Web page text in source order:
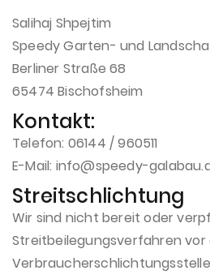
Gewerbliche
Wir stellen
Kontakt
Salihaj Shpejtim
Speedy Garten- und
Berliner Straße 68
65474 Bischofsheim
Kontakt:
Telefon: 06144 / 960511
E-Mail: info@speedy-
Streitschlichtung
Wir sind nicht bereit oder
Streitbeilegungsverfahren vor